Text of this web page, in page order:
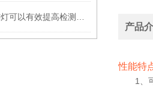
产品
性能特
1、